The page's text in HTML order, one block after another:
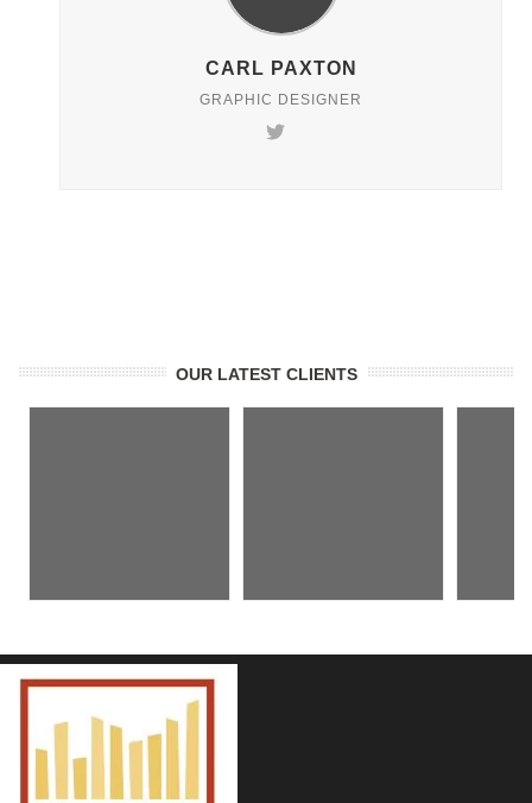
CARL PAXTON
GRAPHIC DESIGNER
OUR LATEST CLIENTS